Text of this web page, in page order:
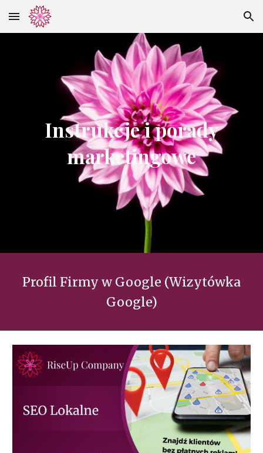
Skip to main content Skip to navigation
Instrukcje i porady
marketingowe
Profil Firmy w Google (Wizytówka
Google)